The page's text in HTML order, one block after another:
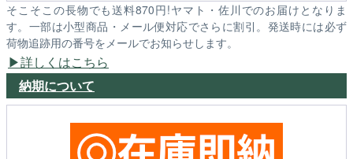
そこそこの長物でも送料870円!ヤマト・佐川でのお届けとなりま
す。一部は小型商品・メール便対応でさらに割引。発送時には必ず
荷物追跡用の番号をメールでお知らせします。
詳しくはこちら
納期について